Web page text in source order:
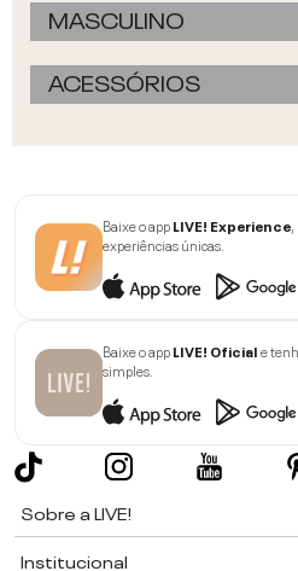
MASCULINO
ACESSÓRIOS
Baixe o appLIVE! Experience
experiências únicas.
Baixe o appLIVE! Oficiale
simples.
Sobre a LIVE!
Institucional